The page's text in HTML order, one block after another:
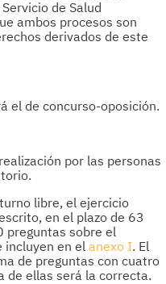
de Salud
ambos procesos son
derivados de este
el de concurso-oposición.
por las personas
libre, el ejercicio
en el plazo de 63
preguntas sobre el
incluyen en el anexo I. El
de preguntas con cuatro
de ellas será la correcta.